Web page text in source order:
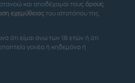
και αποδέχομαι τους όρους
εχεμύθειας του ιστοτόπου της
ότι είμαι άνω των 18 ετών ή ότι
γονέα ή κηδεμόνα ή